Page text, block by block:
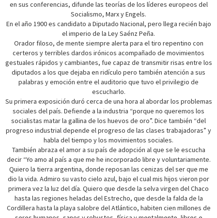
en sus conferencias, difunde las teorías de los líderes europeos del
Socialismo, Marx y Engels.
En el año 1900 es candidato a Diputado Nacional, pero llega recién bajo
el imperio de la Ley Saénz Peña.
Orador filoso, de mente siempre alerta para el tiro repentino con
certeros y terribles dardos irónicos acompañado de movimientos
gestuales rápidos y cambiantes, fue capaz de transmitir risas entre los
diputados a los que dejaba en ridículo pero también atención a sus
palabras y emoción entre el auditorio que tuvo el privilegio de
escucharlo.
Su primera exposición duró cerca de una hora al abordar los problemas
sociales del país. Defiende a la industria “porque no queremos los
socialistas matar la gallina de los huevos de oro”. Dice también “del
progreso industrial depende el progreso de las clases trabajadoras” y
habla del tiempo y los movimientos sociales.
También abraza el amor a su país de adopción al que se le escucha
decir “Yo amo al país a que me he incorporado libre y voluntariamente.
Quiero la tierra argentina, donde reposan las cenizas del ser que me
dio la vida. Admiro su vasto cielo azul, bajo el cual mis hijos vieron por
primera vez la luz del día. Quiero que desde la selva virgen del Chaco
hasta las regiones heladas del Estrecho, que desde la falda de la
Cordillera hasta la playa salobre del Atlántico, habiten cien millones de